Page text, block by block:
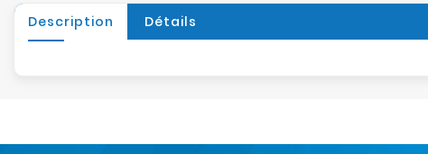
Description Détails